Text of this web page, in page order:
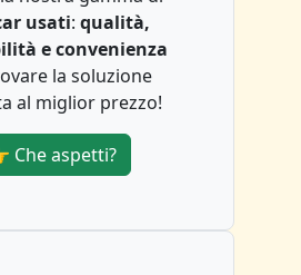
usati: qualità,
e convenienza
la soluzione
al miglior prezzo!
Che aspetti?